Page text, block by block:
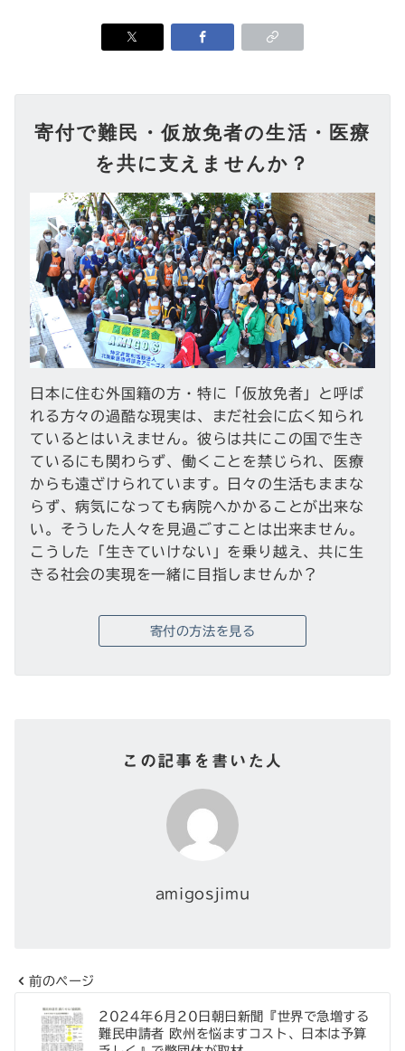
寄付で難民・仮放免者の生活・医療
を共に支えませんか？
日本に住む外国籍の方・特に「仮放免者」と呼ば
れる方々の過酷な現実は、まだ社会に広く知られ
ているとはいえません。彼らは共にこの国で生き
ているにも関わらず、働くことを禁じられ、医療
からも遠ざけられています。日々の生活もままな
らず、病気になっても病院へかかることが出来な
い。そうした人々を見過ごすことは出来ません。
こうした「生きていけない」を乗り越え、共に生
きる社会の実現を一緒に目指しませんか？
寄付の方法を見る
この記事を書いた人
amigosjimu
前のページ
2024年6月20日朝日新聞『世界で急増する
難民申請者 欧州を悩ますコスト、日本は予算